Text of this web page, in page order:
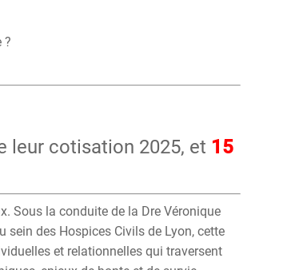
?
leur cotisation 2025, et 15
Sous la conduite de la Dre Véronique
sein des Hospices Civils de Lyon, cette
et relationnelles qui traversent